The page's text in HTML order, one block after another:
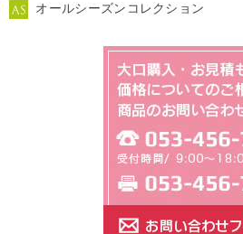
オールシーズンコレクション